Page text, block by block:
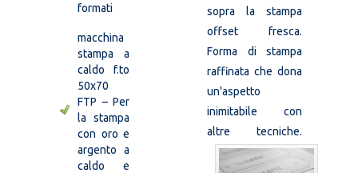
formati
macchina
stampa a
caldo f.to
50x70
FTP – Per
la stampa
con oro e
argento a
caldo e
sopra la stampa
offset fresca.
Forma di stampa
raffinata che dona
un'aspetto
inimitabile con
altre tecniche.